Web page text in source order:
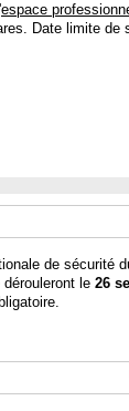
espace
Date limite de
de sécurité
le 26